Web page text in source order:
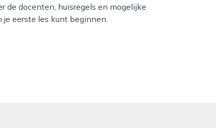
de docenten, huisregels en mogelijke
je eerste les kunt beginnen.